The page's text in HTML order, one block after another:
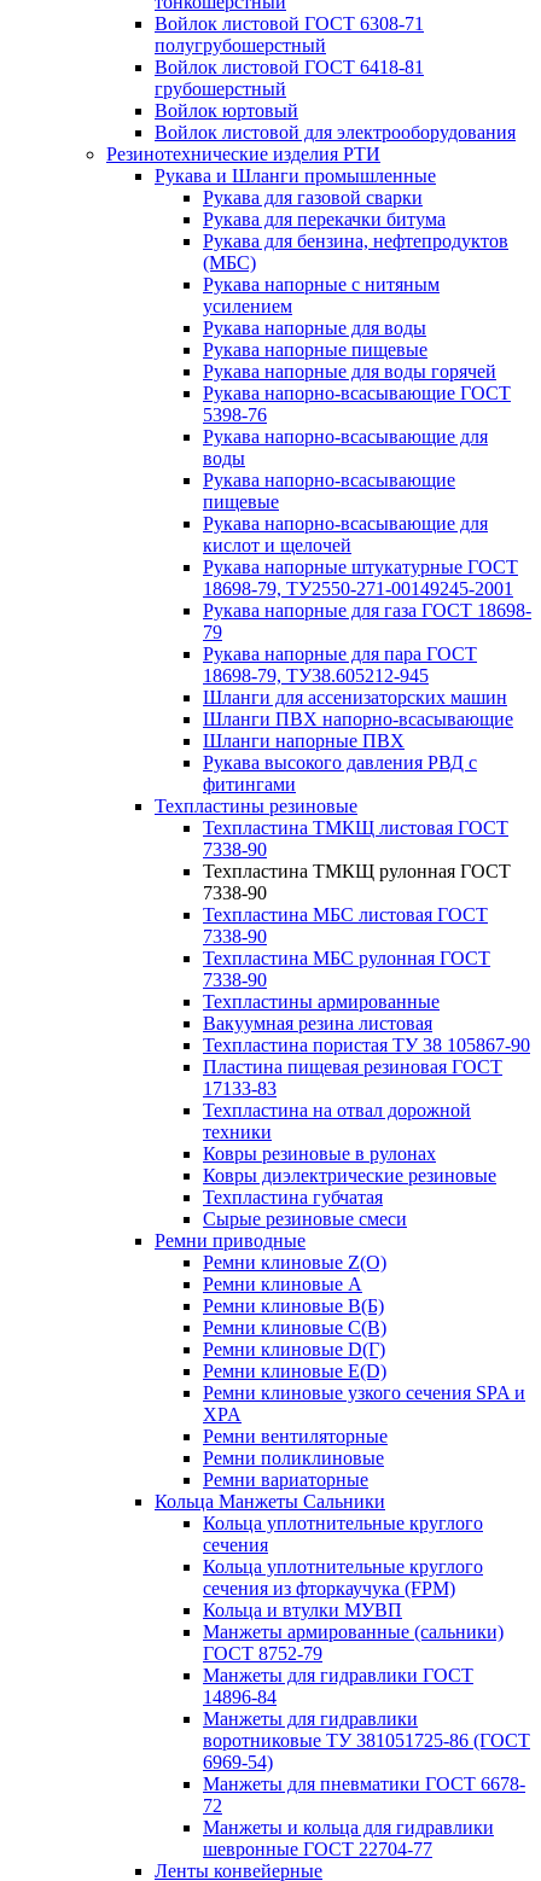
Войлок листовой ГОСТ 6308-71
полугрубошерстный
Войлок листовой ГОСТ 6418-81
грубошерстный
Войлок юртовый
Войлок листовой для электрооборудования
Резинотехнические изделия РТИ
Рукава и Шланги промышленные
Рукава для газовой сварки
Рукава для перекачки битума
Рукава для бензина, нефтепродуктов
(МБС)
Рукава напорные с нитяным
усилением
Рукава напорные для воды
Рукава напорные пищевые
Рукава напорные для воды горячей
Рукава напорно-всасывающие ГОСТ
5398-76
Рукава напорно-всасывающие для
воды
Рукава напорно-всасывающие
пищевые
Рукава напорно-всасывающие для
кислот и щелочей
Рукава напорные штукатурные ГОСТ
18698-79, ТУ2550-271-00149245-2001
Рукава напорные для газа ГОСТ 18698-
79
Рукава напорные для пара ГОСТ
18698-79, ТУ38.605212-945
Шланги для ассенизаторских машин
Шланги ПВХ напорно-всасывающие
Шланги напорные ПВХ
Рукава высокого давления РВД с
фитингами
Техпластины резиновые
Техпластина ТМКЩ листовая ГОСТ
7338-90
Техпластина ТМКЩ рулонная ГОСТ
7338-90
Техпластина МБС листовая ГОСТ
7338-90
Техпластина МБС рулонная ГОСТ
7338-90
Техпластины армированные
Вакуумная резина листовая
Техпластина пористая ТУ 38 105867-90
Пластина пищевая резиновая ГОСТ
17133-83
Техпластина на отвал дорожной
техники
Ковры резиновые в рулонах
Ковры диэлектрические резиновые
Техпластина губчатая
Сырые резиновые смеси
Ремни приводные
Ремни клиновые Z(О)
Ремни клиновые A
Ремни клиновые B(Б)
Ремни клиновые C(В)
Ремни клиновые D(Г)
Ремни клиновые Е(D)
Ремни клиновые узкого сечения SPA и
XPA
Ремни вентиляторные
Ремни поликлиновые
Ремни вариаторные
Кольца Манжеты Сальники
Кольца уплотнительные круглого
сечения
Кольца уплотнительные круглого
сечения из фторкаучука (FPM)
Кольца и втулки МУВП
Манжеты армированные (сальники)
ГОСТ 8752-79
Манжеты для гидравлики ГОСТ
14896-84
Манжеты для гидравлики
воротниковые ТУ 381051725-86 (ГОСТ
6969-54)
Манжеты для пневматики ГОСТ 6678-
72
Манжеты и кольца для гидравлики
шевронные ГОСТ 22704-77
Ленты конвейерные